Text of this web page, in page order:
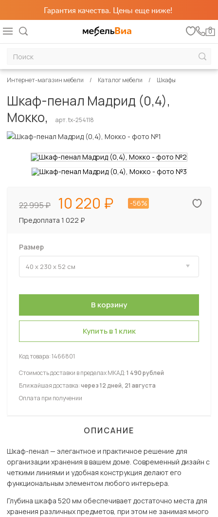
Гарантия качества. Цены еще ниже!
0
Интернет-магазин мебели Каталог мебели Шкафы
Шкаф-пенал Мадрид (0,4),
Мокко,
арт. tx-254118
22 995 10 220
-56%
Предоплата 1 022 ₽
Размер
Купить в 1 клик
Код товара:1466801
Стоимость доставки в пределах МКАД:1 490 рублей
Ближайшая доставка:через 12 дней, 21 августа
Оплата при получении
ОПИСАНИЕ
Шкаф-пенал — элегантное и практичное решение для
организации хранения в вашем доме. Современный дизайн с
четкими линиями и удобная конструкция делают его
функциональным элементом любого интерьера.
Глубина шкафа 520 мм обеспечивает достаточно места для
хранения различных предметов, при этом не занимая много